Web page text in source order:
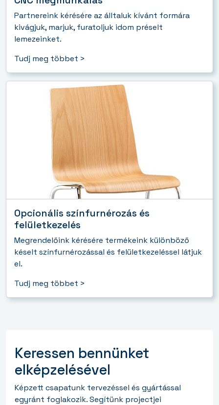
Partnereink kérésére az álltaluk kívánt formára
kivágjuk, marjuk, furatoljuk idom préselt
lemezeinket.
Tudj meg többet >
Opcionális színfurnérozás és
felületkezelés
Megrendelőink kérésére termékeink különböző
késelt színfurnérozással és felületkezeléssel látjuk
el.
Tudj meg többet >
Keressen bennünket
elképzelésével
Képzett csapatunk tervezéssel és gyártással
egyránt foglakozik. Segítünk projectjei